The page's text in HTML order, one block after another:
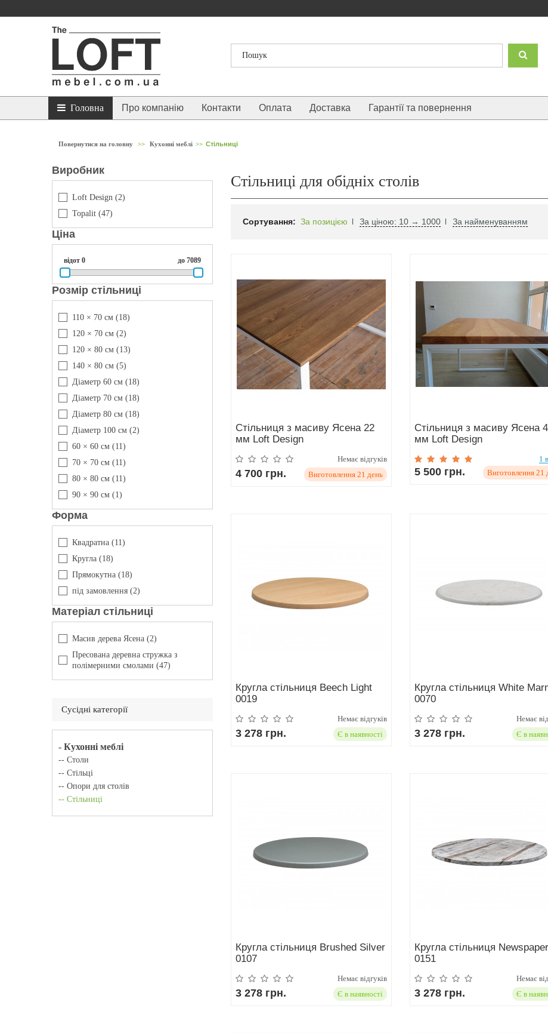
Головна Про компанію Контакти Оплата Доставка Гарантії та повернення
Повернутися на головну >> Кухонні меблі >> Стільниці
Виробник
Loft Design (2)
Topalit (47)
Ціна
відот 0 до 7089
Розмір стільниці
110 × 70 см (18)
120 × 70 см (2)
120 × 80 см (13)
140 × 80 см (5)
Діаметр 60 см (18)
Діаметр 70 см (18)
Діаметр 80 см (18)
Діаметр 100 см (2)
60 × 60 см (11)
70 × 70 см (11)
80 × 80 см (11)
90 × 90 см (1)
Форма
Квадратна (11)
Кругла (18)
Прямокутна (18)
під замовлення (2)
Матеріал стільниці
Масив дерева Ясена (2)
Пресована деревна стружка з
полімерними смолами (47)
Сусідні категорії
- Кухонні меблі
-- Столи
-- Стільці
-- Опори для столів
-- Стільниці
Стільниці для обідніх столів
Сортування: За позицією За ціною: 10 → 1000 За найменуванням
Стільниця з масиву Ясена 22
мм Loft Design
Немає відгуків
4 700 грн. Виготовлення 21 день
Стільниця з масиву Ясена
мм Loft Design
1
5 500 грн. Виготовлення 21
Кругла стільниця Beech Light
0019
Немає відгуків
3 278 грн. Є в наявності
Кругла стільниця White
0070
Немає
3 278 грн. Є в
Кругла стільниця Brushed Silver
0107
Немає відгуків
3 278 грн. Є в наявності
Кругла стільниця Newspaper
0151
Немає
3 278 грн. Є в